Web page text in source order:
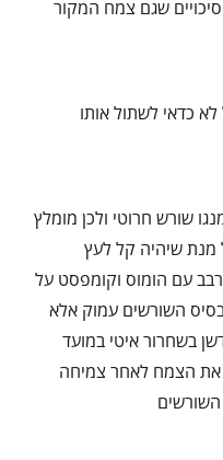
שגם צמח המקור
כדאי לשתול אותו
שורש חרוטי ולכן מומלץ
מנת שיהיה קל לעץ
עם הומוס וקומפסט על
השורשים עמוק אלא
בשחרור איטי במועד
את הצמח לאחר צמיחה